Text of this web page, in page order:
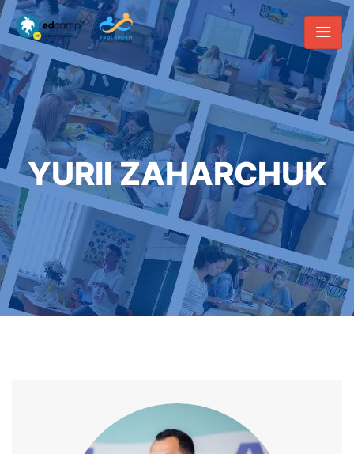
YURII ZAHARCHUK